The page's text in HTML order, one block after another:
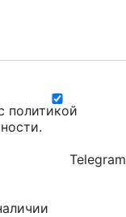
политикой
.
Telegram